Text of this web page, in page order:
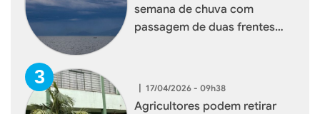
semana de chuva com
passagem de duas frentes
| 17/04/2026 - 09h38
Agricultores podem retirar